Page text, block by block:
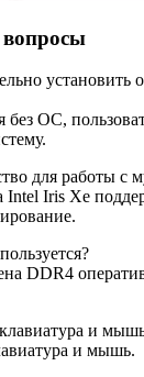
вопросы
установить
без ОС,
для работы с
Intel Iris Xe
DDR4
и
и мышь.